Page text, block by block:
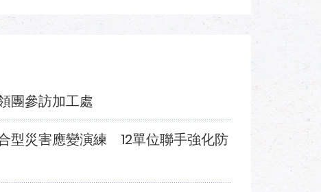
團參訪加工處
型災害應變演練 12單位聯手強化防